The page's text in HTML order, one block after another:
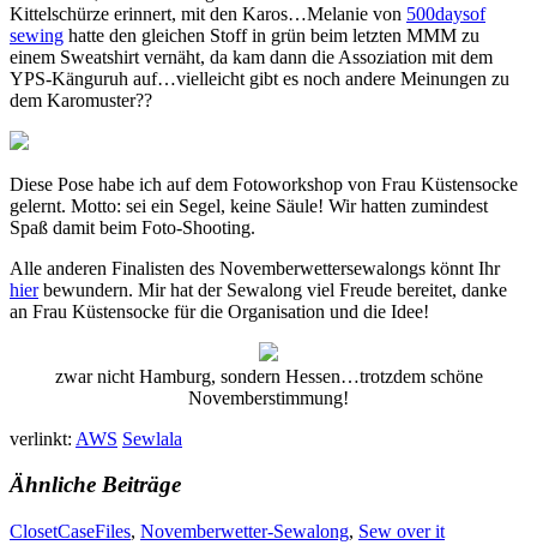
Kittelschürze erinnert, mit den Karos…Melanie von 500daysof
sewing hatte den gleichen Stoff in grün beim letzten MMM zu
einem Sweatshirt vernäht, da kam dann die Assoziation mit dem
YPS-Känguruh auf…vielleicht gibt es noch andere Meinungen zu
dem Karomuster??
Diese Pose habe ich auf dem Fotoworkshop von Frau Küstensocke
gelernt. Motto: sei ein Segel, keine Säule! Wir hatten zumindest
Spaß damit beim Foto-Shooting.
Alle anderen Finalisten des Novemberwettersewalongs könnt Ihr
hierbewundern. Mir hat der Sewalong viel Freude bereitet, danke
an Frau Küstensocke für die Organisation und die Idee!
zwar nicht Hamburg, sondern Hessen…trotzdem schöne
Novemberstimmung!
verlinkt: AWS Sewlala
Ähnliche Beiträge
ClosetCaseFiles, Novemberwetter-Sewalong, Sew over it